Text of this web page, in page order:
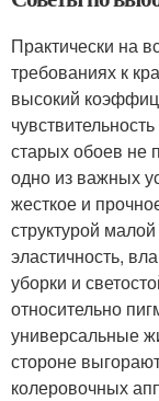
Практически на
требованиях к
высокий
старых обоев не
одно из важных
жесткое и
структурой
эластичность,
уборки и
относительно
универсальные
стороне
колеровочных